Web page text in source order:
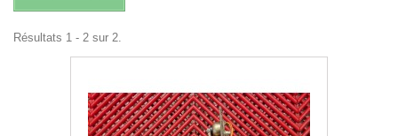
Résultats 1 - 2 sur 2.